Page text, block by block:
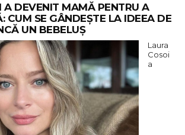
A DEVENIT MAMĂ PENTRU A
CUM SE GÂNDEȘTE LA IDEEA DE
UN BEBELUȘ
Laura
Cosoi
a